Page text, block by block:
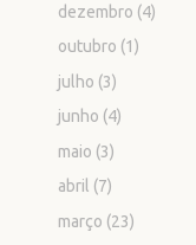
dezembro (4)
outubro (1)
julho (3)
junho (4)
maio (3)
abril (7)
março (23)